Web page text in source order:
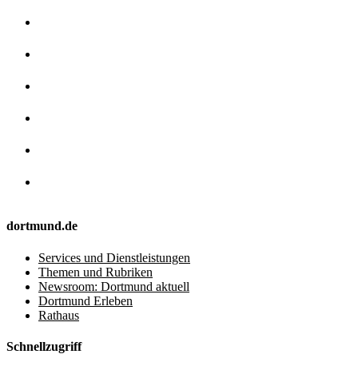
dortmund.de
Services und Dienstleistungen
Themen und Rubriken
Newsroom: Dortmund aktuell
Dortmund Erleben
Rathaus
Schnellzugriff